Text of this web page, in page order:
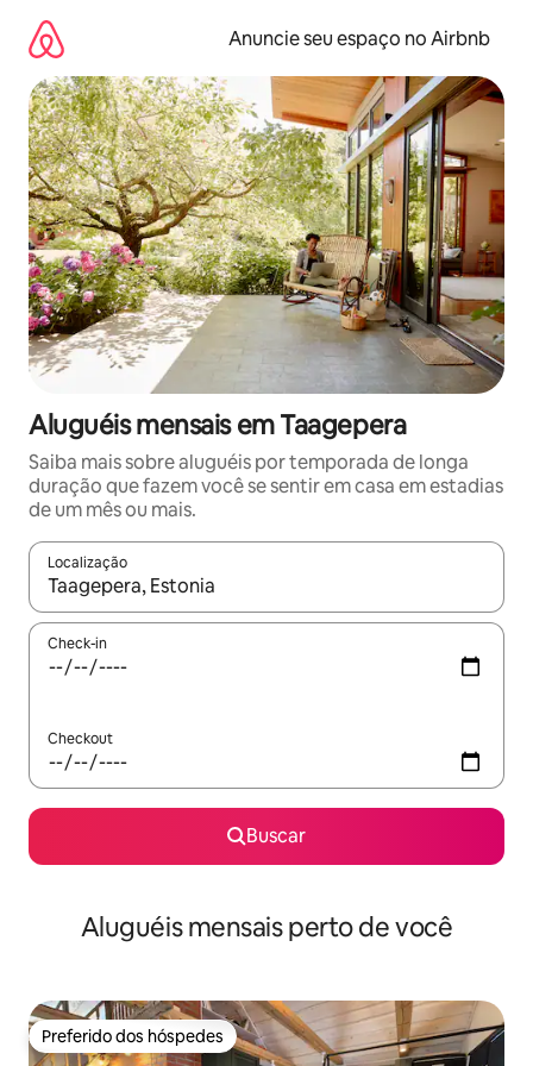
para
conteúdo
Anuncie seu espaço no Airbnb
Aluguéis mensais em Taagepera
Saiba mais sobre aluguéis por temporada de longa
duração que fazem você se sentir em casa em estadias
de um mês ou mais.
Localização
Quando os resultados estiverem disponíveis, explore-os
Check-in
Checkout
Buscar
Aluguéis mensais perto de você
Preferido dos hóspedes
Preferido dos hóspedes